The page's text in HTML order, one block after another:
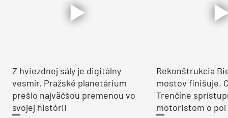
Z hviezdnej sály je digitálny
vesmír. Pražské planetárium
prešlo najväčšou premenou vo
svojej histórii
Rekonštrukcia
mostov finišuje.
Trenčíne
motoristom o pol